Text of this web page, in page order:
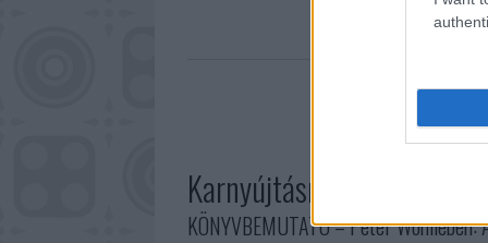
Karnyújtásnyira Földanya
KÖNYVBEMUTATÓ – Peter